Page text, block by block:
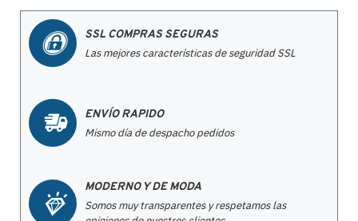
SSL COMPRAS SEGURAS
Las mejores características de seguridad SSL
ENVÍO RAPIDO
Mismo día de despacho pedidos
MODERNO Y DE MODA
Somos muy transparentes y respetamos las